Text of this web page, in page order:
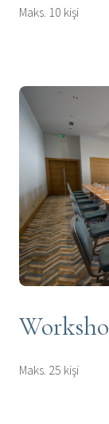
Maks. 10 kişi
Maks. 25 kişi